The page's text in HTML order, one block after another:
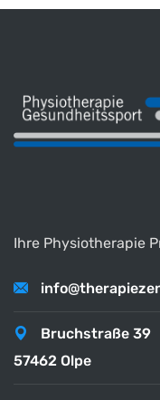
Ihre Physiotherapie
Bruchstraße 39
57462 Olpe